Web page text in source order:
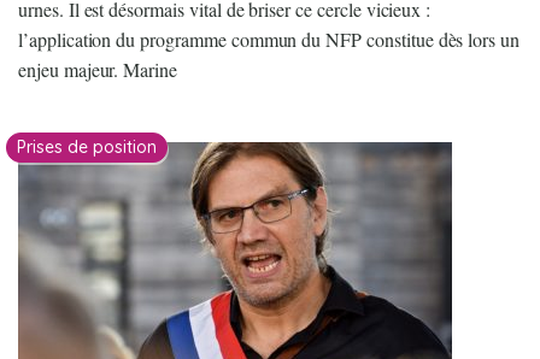
urnes. Il est désormais vital de briser ce cercle vicieux :
l’application du programme commun du NFP constitue dès lors un
enjeu majeur. Marine
Prises de position